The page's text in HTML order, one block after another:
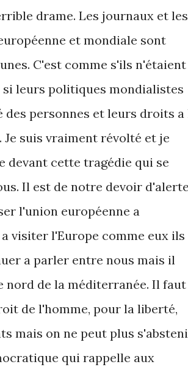
drame. Les journaux et les
et mondiale sont
C'est comme s'ils n'étaient
si leurs politiques mondialistes
personnes et leurs droits a
Je suis vraiment révolté et je
devant cette tragédie qui se
Il est de notre devoir
l'union européenne a
visiter l'Europe comme eux ils
a parler entre nous mais il
de la méditerranée. Il faut
de l'homme, pour la liberté,
mais on ne peut plus
qui rappelle aux